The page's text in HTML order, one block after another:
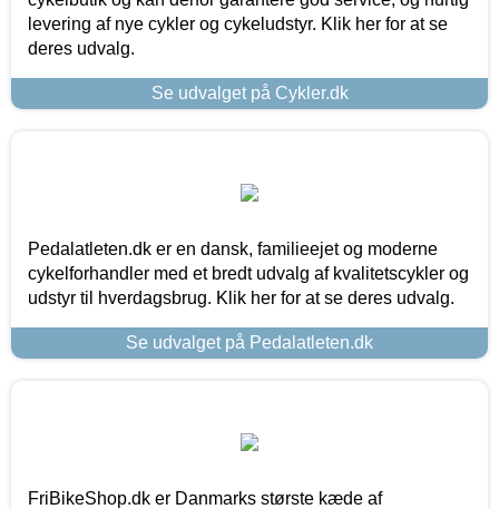
levering af nye cykler og cykeludstyr. Klik her for at se
deres udvalg.
Se udvalget på Cykler.dk
Pedalatleten.dk er en dansk, familieejet og moderne
cykelforhandler med et bredt udvalg af kvalitetscykler og
udstyr til hverdagsbrug. Klik her for at se deres udvalg.
Se udvalget på Pedalatleten.dk
FriBikeShop.dk er Danmarks største kæde af